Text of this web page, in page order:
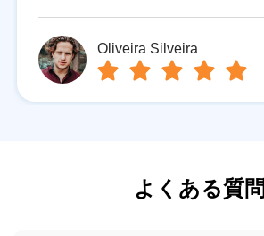
Oliveira Silveira
よくある質問